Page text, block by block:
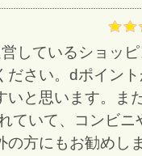
しているショッ
さい。dポイン
と思います。ま
ていて、コンビ
の方にもお勧めし